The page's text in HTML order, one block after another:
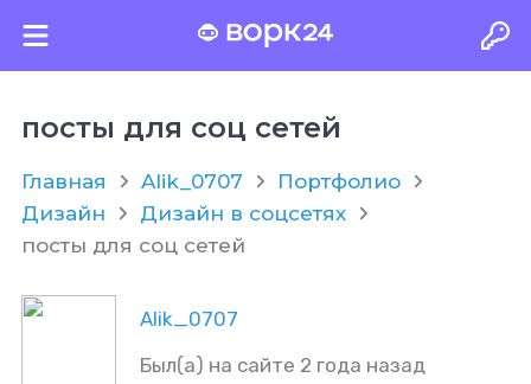
посты для соц сетей
Главная Alik_0707
Портфолио
Дизайн
Дизайн в соцсетях
посты для соц сетей
Alik_0707
Был(а) на сайте 2 года назад